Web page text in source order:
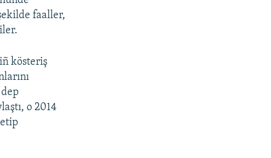
s
s
d
e
e
faaller,
kösteriş
o 2014